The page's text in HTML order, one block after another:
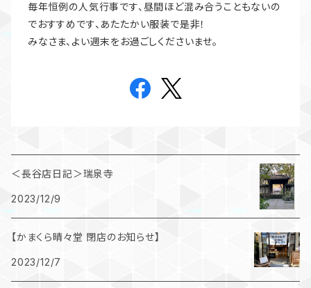
毎年恒例の人気行事です、昼間ほど混み合うこともないの
でおすすめです、あたたかい服装で是非！
みなさま、よい週末をお過ごしくださいませ。
＜長谷店日記＞瑞泉寺
2023/12/9
【かまくら晴々堂 閉店のお知らせ】
2023/12/7